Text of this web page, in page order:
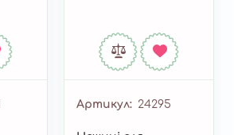
Артикул 24295